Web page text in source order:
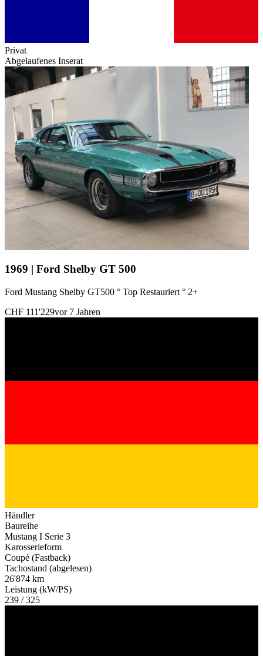
Privat
Abgelaufenes Inserat
1969 | Ford Shelby GT 500
Ford Mustang Shelby GT500 ° Top Restauriert ° 2+
CHF 111'229vor 7 Jahren
Händler
Baureihe
Mustang I Serie 3
Karosserieform
Coupé (Fastback)
Tachostand (abgelesen)
26'874 km
Leistung (kW/PS)
239 / 325